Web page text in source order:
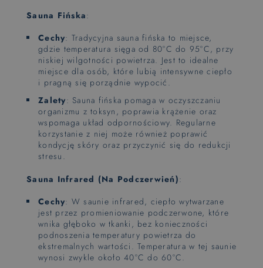
Sauna Fińska:
Cechy: Tradycyjna sauna fińska to miejsce,
gdzie temperatura sięga od 80°C do 95°C, przy
niskiej wilgotności powietrza. Jest to idealne
miejsce dla osób, które lubią intensywne ciepło
i pragną się porządnie wypocić.
Zalety: Sauna fińska pomaga w oczyszczaniu
organizmu z toksyn, poprawia krążenie oraz
wspomaga układ odpornościowy. Regularne
korzystanie z niej może również poprawić
kondycję skóry oraz przyczynić się do redukcji
stresu.
Sauna Infrared (Na Podczerwień):
Cechy: W saunie infrared, ciepło wytwarzane
jest przez promieniowanie podczerwone, które
wnika głęboko w tkanki, bez konieczności
podnoszenia temperatury powietrza do
ekstremalnych wartości. Temperatura w tej saunie
wynosi zwykle około 40°C do 60°C.